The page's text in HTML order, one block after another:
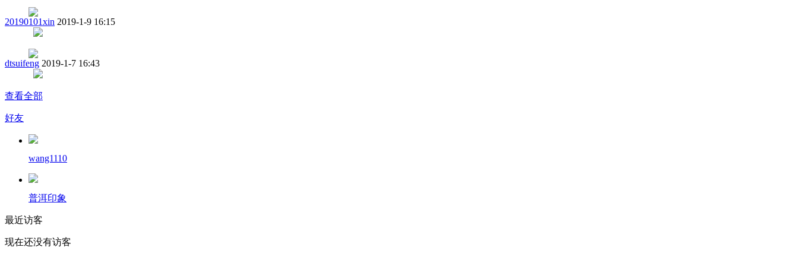
20190101xin 2019-1-9 16:15
dtsuifeng 2019-1-7 16:43
查看全部
好友
wang1110
普洱印象
最近访客
现在还没有访客